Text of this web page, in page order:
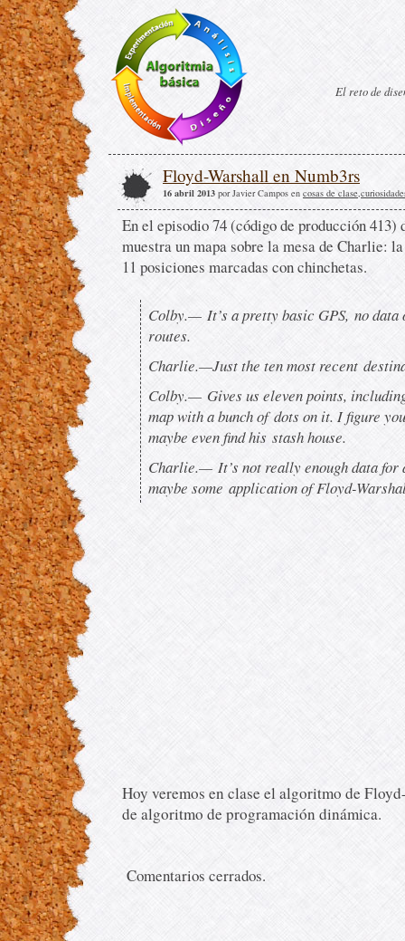
El reto de
Floyd-Warshall en Numb3rs
16 abril 2013 por Javier Campos en cosas de clase,
En el episodio 74 (código de producción
muestra un mapa sobre la mesa de Charlie:
11 posiciones marcadas con chinchetas.
Colby.— It’s a pretty basic GPS, no
routes.
Charlie.—Just the ten most recent
Colby.— Gives us eleven points,
map with a bunch of dots on it. I figure
maybe even find his stash house.
Charlie.— It’s not really enough data
maybe some application of Floyd-
Hoy veremos en clase el algoritmo de
de algoritmo de programación dinámica.
Comentarios cerrados.